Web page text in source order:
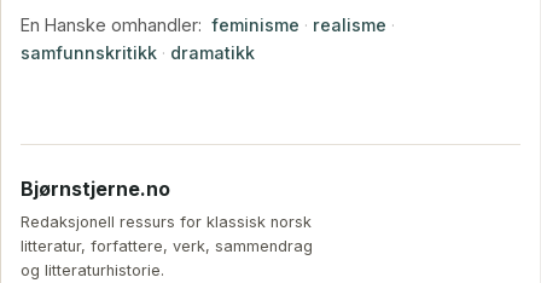
En Hanske omhandler: feminisme · realisme ·
samfunnskritikk · dramatikk
Bjørnstjerne.no
Redaksjonell ressurs for klassisk norsk
litteratur, forfattere, verk, sammendrag
og litteraturhistorie.